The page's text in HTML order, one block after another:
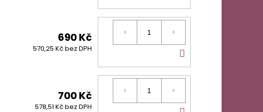
KOŠÍKU
690 Kč
570,25 Kč bez DPH
KOŠÍKU
700 Kč
578,51 Kč bez DPH